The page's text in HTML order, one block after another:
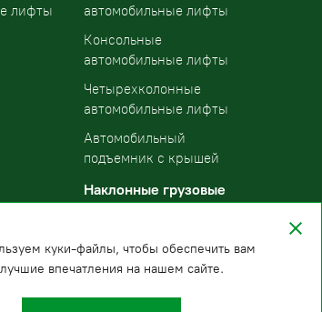
лифты
автомобильные лифты
Консольные
автомобильные лифты
Четырехколонные
автомобильные лифты
Автомобильный
подъемник с крышей
Наклонные грузовые
куки-файлы, чтобы обеспечить вам
впечатления на нашем сайте.